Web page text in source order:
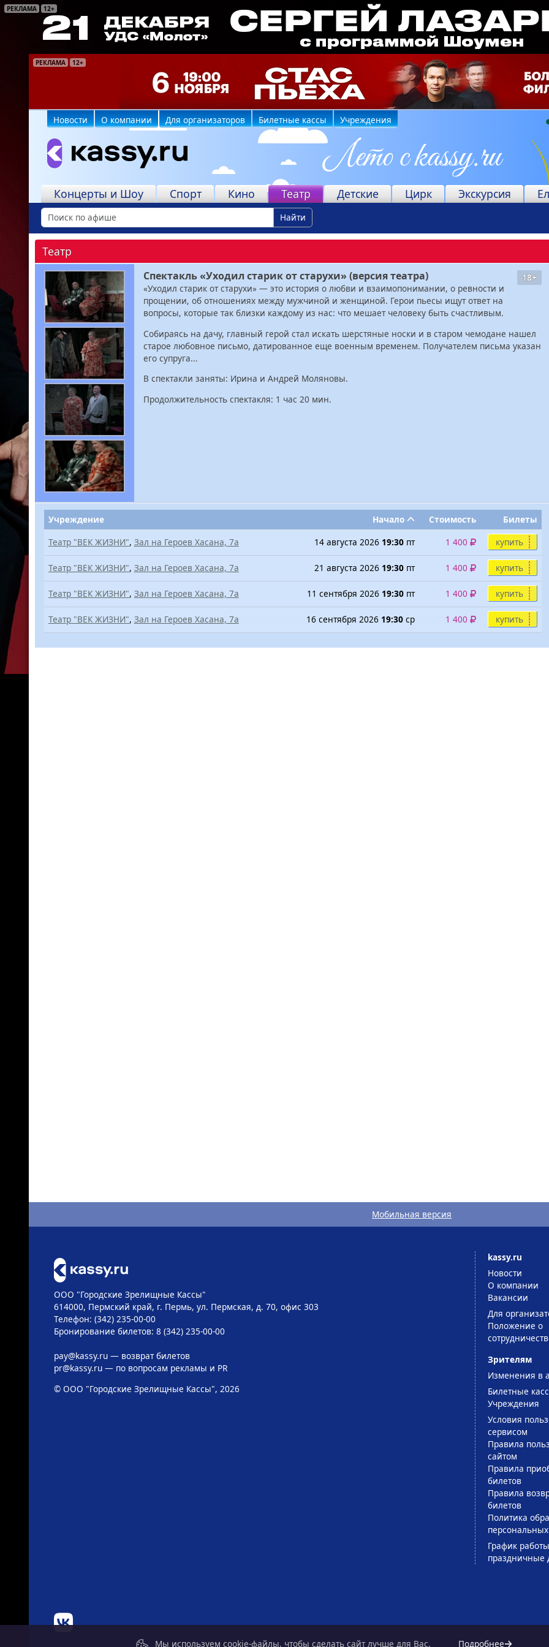
РЕКЛАМА 12+
РЕКЛАМА 12+
РЕКЛАМА 16+
РЕКЛАМА 6+
РЕКЛАМА 16+
РЕКЛАМА 6+
РЕКЛАМА 6+
Новости О компании Для организаторов Билетные кассы Учреждения
Концерты и Шоу Спорт Кино Театр Детские Цирк Экскурсия
Найти
Театр
18+
Спектакль «Уходил старик от старухи» (версия театра)
«Уходил старик от старухи» — это история о любви и взаимопонимании, о ревности и
прощении, об отношениях между мужчиной и женщиной. Герои пьесы ищут ответ на
вопросы, которые так близки каждому из нас: что мешает человеку быть счастливым.
Собираясь на дачу, главный герой стал искать шерстяные носки и в старом чемодане нашел
старое любовное письмо, датированное еще военным временем. Получателем письма указан
его супруга...
В спектакли заняты: Ирина и Андрей Моляновы.
Продолжительность спектакля: 1 час 20 мин.
Учреждение Начало Стоимость
Билеты
Театр "ВЕК ЖИЗНИ", Зал на Героев Хасана, 7а 14 августа 2026 19:30 пт 1 400 купить
Театр "ВЕК ЖИЗНИ", Зал на Героев Хасана, 7а 21 августа 2026 19:30 пт 1 400 купить
Театр "ВЕК ЖИЗНИ", Зал на Героев Хасана, 7а 11 сентября 2026 19:30 пт 1 400 купить
Театр "ВЕК ЖИЗНИ", Зал на Героев Хасана, 7а 16 сентября 2026 19:30 ср 1 400 купить
Мобильная версия
ООО "Городские Зрелищные Кассы"
614000, Пермский край, г. Пермь, ул. Пермская, д. 70, офис 303
Телефон: (342) 235-00-00
Бронирование билетов: 8 (342) 235-00-00
pay@kassy.ru— возврат билетов
pr@kassy.ru— по вопросам рекламы и PR
© ООО "Городские Зрелищные Кассы", 2026
kassy.ru
Новости
О компании
Вакансии
Для
Положение о
Зрителям
Изменения в
Билетные
Учреждения
Условия
сервисом
Правила
сайтом
Правила
билетов
Правила
билетов
Политика
График
праздничные
Мы используем cookie-файлы, чтобы сделать сайт лучше для Вас. Подробнее